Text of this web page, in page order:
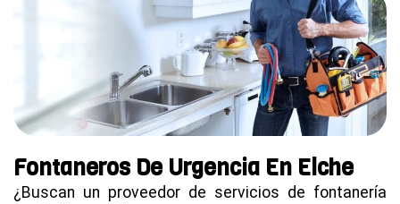
Fontaneros De Urgencia En Elche
¿Buscan un proveedor de servicios de fontanería